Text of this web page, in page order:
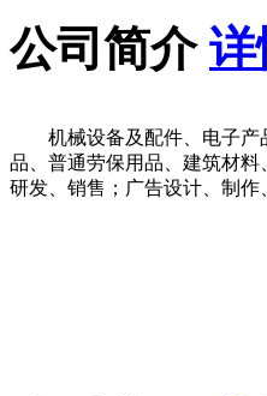
公司简介 详
机械设备及配件、电子
品、普通劳保用品、建筑材
研发、销售；广告设计、制